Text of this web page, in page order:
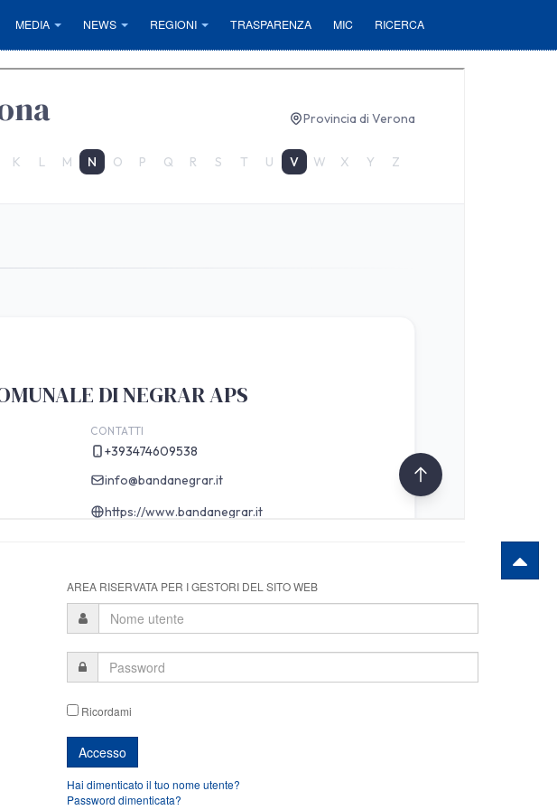
MEDIA NEWS REGIONI TRASPARENZA MIC RICERCA
AREA RISERVATA PER I GESTORI DEL SITO WEB
Ricordami
Hai dimenticato il tuo nome utente?
Password dimenticata?